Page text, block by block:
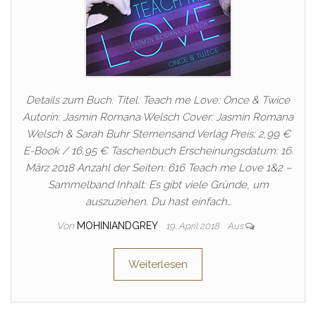
Details zum Buch: Titel: Teach me Love: Once & Twice
Autorin: Jasmin Romana Welsch Cover: Jasmin Romana
Welsch & Sarah Buhr Sternensand Verlag Preis: 2,99 €
E-Book / 16,95 € Taschenbuch Erscheinungsdatum: 16.
März 2018 Anzahl der Seiten: 616 Teach me Love 1&2 –
Sammelband Inhalt: Es gibt viele Gründe, um
auszuziehen. Du hast einfach…
Von MOHINIANDGREY 19. April 2018 Aus
Weiterlesen